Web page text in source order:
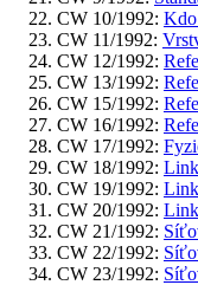
CW 10/1992: Kdo
CW 11/1992:
CW 12/1992:
CW 13/1992:
CW 15/1992:
CW 16/1992:
CW 17/1992:
CW 18/1992:
CW 19/1992:
CW 20/1992:
CW 21/1992:
CW 22/1992:
CW 23/1992: